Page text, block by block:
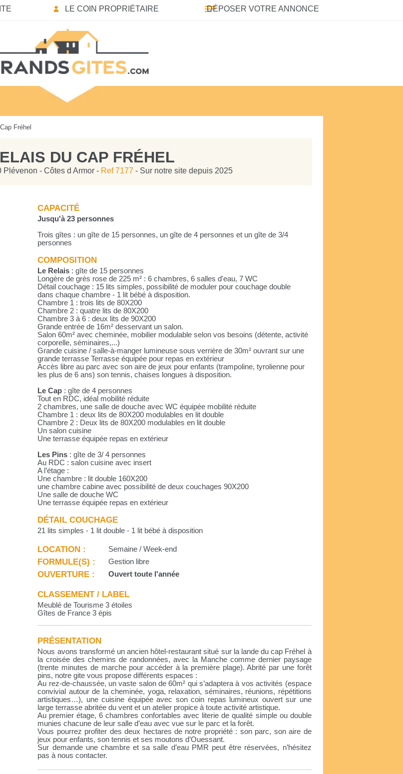
LE COIN PROPRIÉTAIRE DÉPOSER VOTRE ANNONCE
Fréhel
DU CAP FRÉHEL
- Côtes d Armor - Ref 7177 - Sur notre site depuis 2025
CAPACITÉ
Jusqu'à 23 personnes
Trois gîtes : un gîte de 15 personnes, un gîte de 4 personnes et un gîte de 3/4
personnes
COMPOSITION
Le Relais : gîte de 15 personnes
Longère de grès rose de 225 m² : 6 chambres, 6 salles d'eau, 7 WC
Détail couchage : 15 lits simples, possibilité de moduler pour couchage double
dans chaque chambre - 1 lit bébé à disposition.
Chambre 1 : trois lits de 80X200
Chambre 2 : quatre lits de 80X200
Chambre 3 à 6 : deux lits de 90X200
Grande entrée de 16m² desservant un salon.
Salon 60m² avec cheminée, mobilier modulable selon vos besoins (détente, activité
corporelle, séminaires,...)
Grande cuisine / salle-à-manger lumineuse sous verrière de 30m² ouvrant sur une
grande terrasse Terrasse équipée pour repas en extérieur
Accès libre au parc avec son aire de jeux pour enfants (trampoline, tyrolienne pour
les plus de 6 ans) son tennis, chaises longues à disposition.
Le Cap : gîte de 4 personnes
Tout en RDC, idéal mobilité réduite
2 chambres, une salle de douche avec WC équipée mobilité réduite
Chambre 1 : deux lits de 80X200 modulables en lit double
Chambre 2 : Deux lits de 80X200 modulables en lit double
Un salon cuisine
Une terrasse équipée repas en extérieur
Les Pins : gîte de 3/ 4 personnes
Au RDC : salon cuisine avec insert
A l’étage :
Une chambre : lit double 160X200
une chambre cabine avec possibilité de deux couchages 90X200
Une salle de douche WC
Une terrasse équipée repas en extérieur
DÉTAIL COUCHAGE
21 lits simples - 1 lit double - 1 lit bébé à disposition
LOCATION : Semaine / Week-end
FORMULE(S) : Gestion libre
OUVERTURE : Ouvert toute l'année
CLASSEMENT / LABEL
Meublé de Tourisme 3 étoiles
Gîtes de France 3 épis
PRÉSENTATION
Nous avons transformé un ancien hôtel-restaurant situé sur la lande du cap Fréhel à
la croisée des chemins de randonnées, avec la Manche comme dernier paysage
(trente minutes de marche pour accéder à la première plage). Abrité par une forêt
pins, notre gite vous propose différents espaces :
Au rez-de-chaussée, un vaste salon de 60m² qui s’adaptera à vos activités (espace
convivial autour de la cheminée, yoga, relaxation, séminaires, réunions, répétitions
artistiques…), une cuisine équipée avec son coin repas lumineux ouvert sur une
large terrasse abritée du vent et un atelier propice à toute activité artistique.
Au premier étage, 6 chambres confortables avec literie de qualité simple ou double
munies chacune de leur salle d’eau avec vue sur le parc et la forêt.
Vous pourrez profiter des deux hectares de notre propriété : son parc, son aire de
jeux pour enfants, son tennis et ses moutons d’Ouessant.
Sur demande une chambre et sa salle d’eau PMR peut être réservées, n’hésitez
pas à nous contacter.